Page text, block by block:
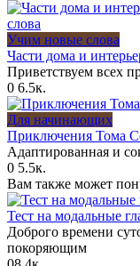
Учим новые слова
Части дома и
Приветствуем всех
0 6.5к.
Для начинающих
Приключения Тома
Адаптированная и
0 5.5к.
Вам также может
Тест на модальные
Доброго времени
покоряющим